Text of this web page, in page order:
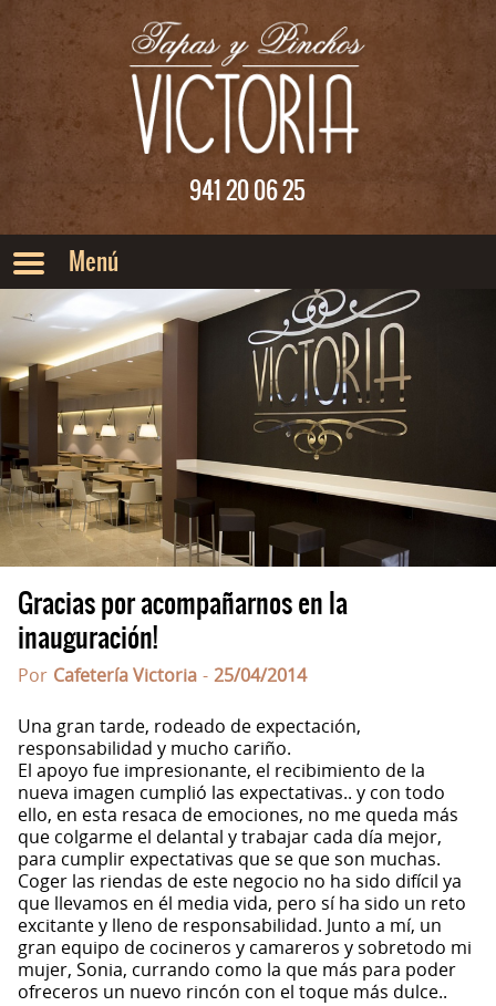
Saltar al menu principal
Saltar al contenido
941 20 06 25
Gracias por acompañarnos en la
inauguración!
Por Cafetería Victoria - 25/04/2014
Una gran tarde, rodeado de expectación,
responsabilidad y mucho cariño.
El apoyo fue impresionante, el recibimiento de la
nueva imagen cumplió las expectativas.. y con todo
ello, en esta resaca de emociones, no me queda más
que colgarme el delantal y trabajar cada día mejor,
para cumplir expectativas que se que son muchas.
Coger las riendas de este negocio no ha sido difícil ya
que llevamos en él media vida, pero sí ha sido un reto
excitante y lleno de responsabilidad. Junto a mí, un
gran equipo de cocineros y camareros y sobretodo mi
mujer, Sonia, currando como la que más para poder
ofreceros un nuevo rincón con el toque más dulce..